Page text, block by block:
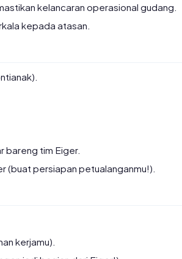
kelancaran operasional gudang.
kepada atasan.
bareng tim Eiger.
(buat persiapan petualanganmu!).
kerjamu).